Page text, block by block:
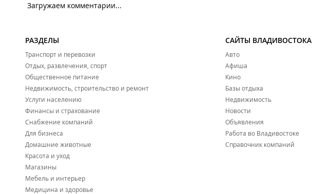
Загружаем комментарии...
РАЗДЕЛЫ
Транспорт и перевозки
Отдых, развлечения, спорт
Общественное питание
Недвижимость, строительство и ремонт
Услуги населению
Финансы и страхование
Снабжение компаний
Для бизнеса
Домашние животные
Красота и уход
Магазины
Мебель и интерьер
Медицина и здоровье
САЙТЫ ВЛАДИВОСТОКА
Авто
Афиша
Кино
Базы отдыха
Недвижимость
Новости
Объявления
Работа во Владивостоке
Справочник компаний